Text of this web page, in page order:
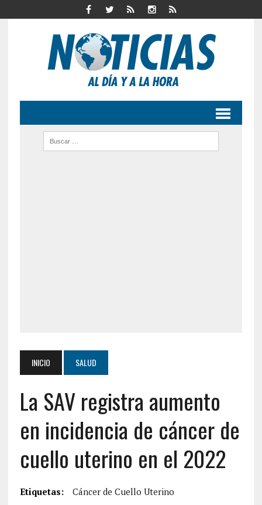
INICIO SALUD
La SAV registra aumento
en incidencia de cáncer de
cuello uterino en el 2022
Etiquetas:
Cáncer de Cuello Uterino